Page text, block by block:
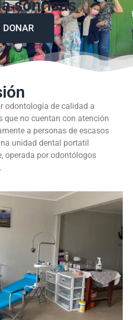
sonrisas
DONAR
odontología de calidad a
que no cuentan con atención
a personas de escasos
unidad dental portatil
operada por odontólogos